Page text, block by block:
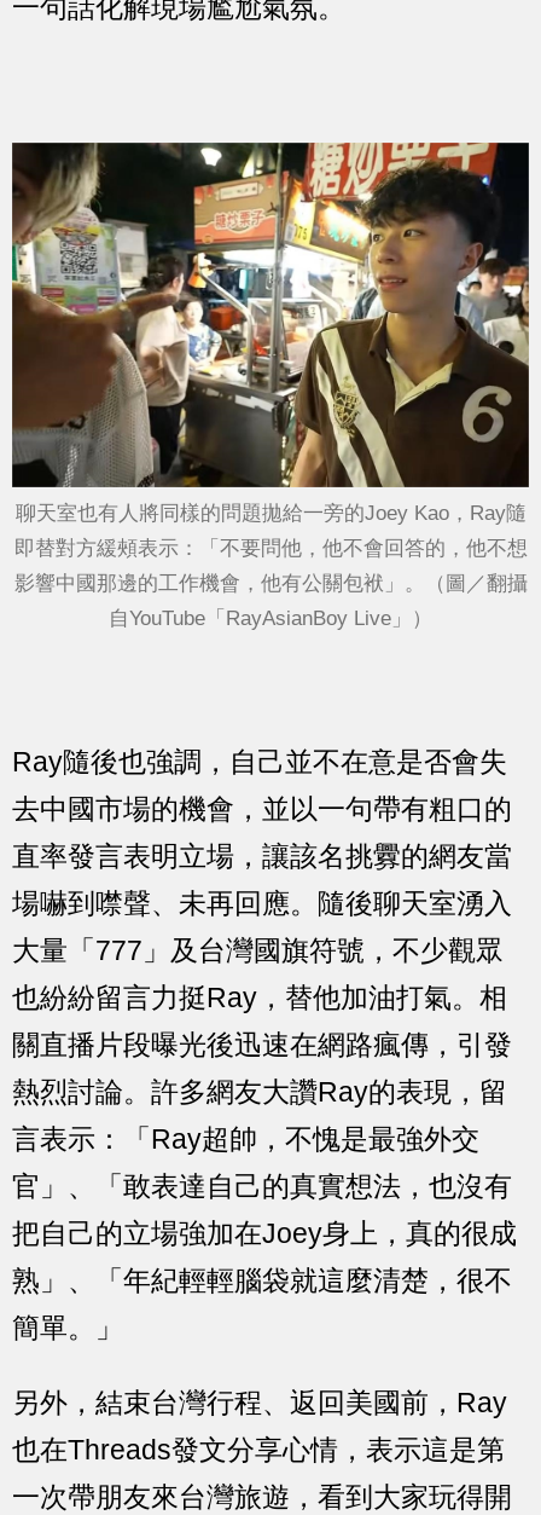
一句話化解現場尷尬氣氛。
聊天室也有人將同樣的問題拋給一旁的Joey Kao，Ray隨
即替對方緩頰表示：「不要問他，他不會回答的，他不想
影響中國那邊的工作機會，他有公關包袱」。（圖／翻攝
自YouTube「RayAsianBoy Live」）
Ray隨後也強調，自己並不在意是否會失
去中國市場的機會，並以一句帶有粗口的
直率發言表明立場，讓該名挑釁的網友當
場嚇到噤聲、未再回應。隨後聊天室湧入
大量「777」及台灣國旗符號，不少觀眾
也紛紛留言力挺Ray，替他加油打氣。相
關直播片段曝光後迅速在網路瘋傳，引發
熱烈討論。許多網友大讚Ray的表現，留
言表示：「Ray超帥，不愧是最強外交
官」、「敢表達自己的真實想法，也沒有
把自己的立場強加在Joey身上，真的很成
熟」、「年紀輕輕腦袋就這麼清楚，很不
簡單。」
另外，結束台灣行程、返回美國前，Ray
也在Threads發文分享心情，表示這是第
一次帶朋友來台灣旅遊，看到大家玩得開